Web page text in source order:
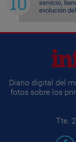
servicio,
evolución
Diario digital del
fotos sobre los
Tte.